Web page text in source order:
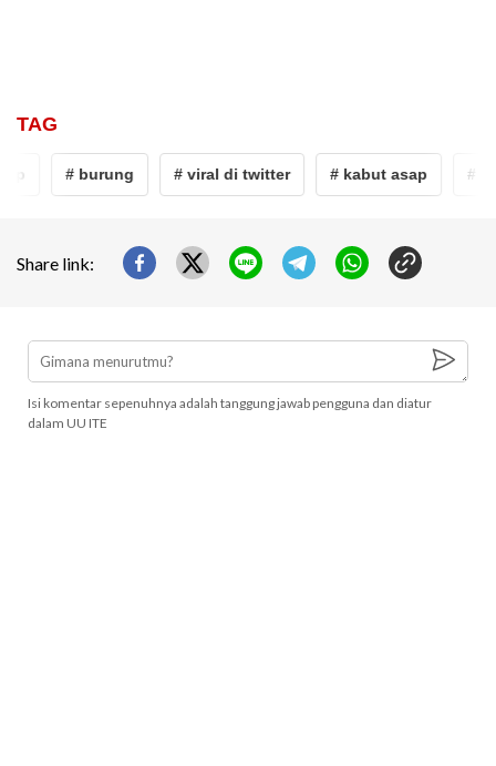
TAG
# burung # viral di twitter # kabut asap #
Share link:
Isi komentar sepenuhnya adalah tanggung jawab pengguna dan diatur
dalam UU ITE